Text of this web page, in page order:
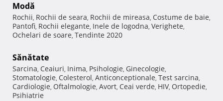
Modă
Rochii, Rochii de seara, Rochii de mireasa, Costume de baie,
Pantofi, Rochii elegante, Inele de logodna, Verighete,
Ochelari de soare, Tendinte 2020
Sănătate
Sarcina, Ceaiuri, Inima, Psihologie, Ginecologie,
Stomatologie, Colesterol, Anticonceptionale, Test sarcina,
Cardiologie, Oftalmologie, Avort, Ceai verde, HIV, Ortopedie,
Psihiatrie